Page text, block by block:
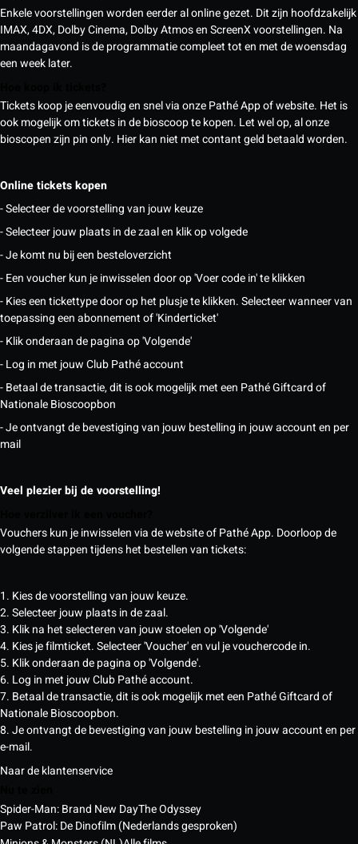
Enkele voorstellingen worden eerder al online gezet. Dit zijn hoofdzakelijk
IMAX, 4DX, Dolby Cinema, Dolby Atmos en ScreenX voorstellingen. Na
maandagavond is de programmatie compleet tot en met de woensdag
een week later.
Tickets koop je eenvoudig en snel via onze Pathé App of website. Het is
ook mogelijk om tickets in de bioscoop te kopen. Let wel op, al onze
bioscopen zijn pin only. Hier kan niet met contant geld betaald worden.
Online tickets kopen
- Selecteer de voorstelling van jouw keuze
- Selecteer jouw plaats in de zaal en klik op volgede
- Je komt nu bij een besteloverzicht
- Een voucher kun je inwisselen door op 'Voer code in' te klikken
- Kies een tickettype door op het plusje te klikken. Selecteer wanneer van
toepassing een abonnement of 'Kinderticket'
- Klik onderaan de pagina op 'Volgende'
- Log in met jouw Club Pathé account
- Betaal de transactie, dit is ook mogelijk met een Pathé Giftcard of
Nationale Bioscoopbon
- Je ontvangt de bevestiging van jouw bestelling in jouw account en per
mail
Veel plezier bij de voorstelling!
Vouchers kun je inwisselen via de website of Pathé App. Doorloop de
volgende stappen tijdens het bestellen van tickets:
1. Kies de voorstelling van jouw keuze.
2. Selecteer jouw plaats in de zaal.
3. Klik na het selecteren van jouw stoelen op 'Volgende'
4. Kies je filmticket. Selecteer 'Voucher' en vul je vouchercode in.
5. Klik onderaan de pagina op 'Volgende'.
6. Log in met jouw Club Pathé account.
7. Betaal de transactie, dit is ook mogelijk met een Pathé Giftcard of
Nationale Bioscoopbon.
8. Je ontvangt de bevestiging van jouw bestelling in jouw account en per
e-mail.
Naar de klantenservice
Spider-Man: Brand New DayThe Odyssey
Paw Patrol: De Dinofilm (Nederlands gesproken)